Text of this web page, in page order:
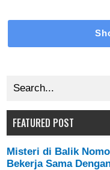
FEATURED POST
Misteri di Balik
Bekerja Sama